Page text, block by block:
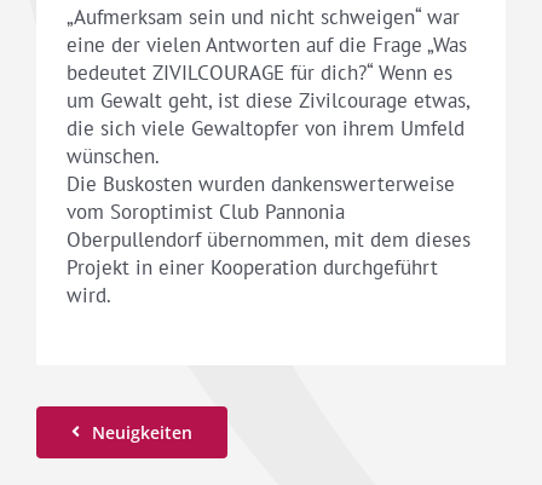
„Aufmerksam sein und nicht schweigen“ war
eine der vielen Antworten auf die Frage „Was
bedeutet ZIVILCOURAGE für dich?“ Wenn es
um Gewalt geht, ist diese Zivilcourage etwas,
die sich viele Gewaltopfer von ihrem Umfeld
wünschen.
Die Buskosten wurden dankenswerterweise
vom Soroptimist Club Pannonia
Oberpullendorf übernommen, mit dem dieses
Projekt in einer Kooperation durchgeführt
wird.
Neuigkeiten